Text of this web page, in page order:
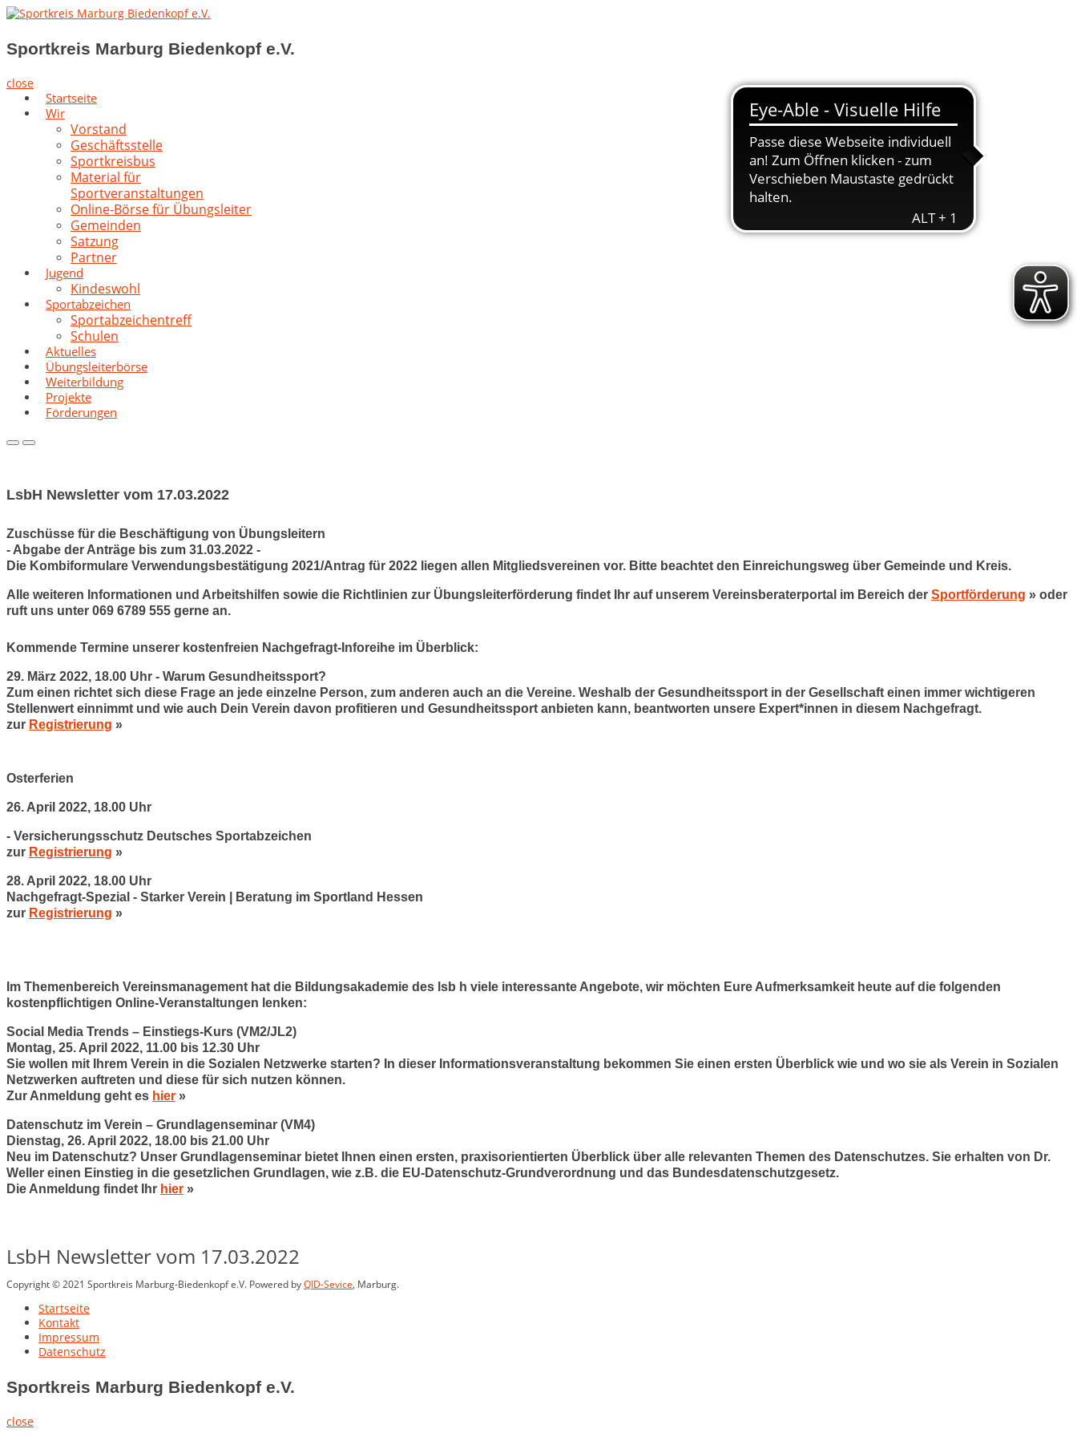
Skip
content
Sportkreis Marburg Biedenkopf e.V.
Sportkreis Marburg Biedenkopf e.V.
close
Startseite
Wir
Vorstand
Geschäftsstelle
Sportkreisbus
Material für
Sportveranstaltungen
Online-Börse für Übungsleiter
Gemeinden
Satzung
Partner
Jugend
Kindeswohl
Sportabzeichen
Sportabzeichentreff
Schulen
Aktuelles
Übungsleiterbörse
Weiterbildung
Projekte
Förderungen
PrimaryPrimary
LsbH Newsletter vom 17.03.2022
Zuschüsse für die Beschäftigung von Übungsleitern
- Abgabe der Anträge bis zum 31.03.2022 -
Die Kombiformulare Verwendungsbestätigung 2021/Antrag für 2022 liegen allen Mitgliedsvereinen vor. Bitte beachtet den Einreichungsweg über Gemeinde und Kreis.
Alle weiteren Informationen und Arbeitshilfen sowie die Richtlinien zur Übungsleiterförderung findet Ihr auf unserem Vereinsberaterportal im Bereich der Sportförderung » oder
ruft uns unter 069 6789 555 gerne an.
Kommende Termine unserer kostenfreien Nachgefragt-Inforeihe im Überblick:
29. März 2022, 18.00 Uhr - Warum Gesundheitssport?
Zum einen richtet sich diese Frage an jede einzelne Person, zum anderen auch an die Vereine. Weshalb der Gesundheitssport in der Gesellschaft einen immer wichtigeren
Stellenwert einnimmt und wie auch Dein Verein davon profitieren und Gesundheitssport anbieten kann, beantworten unsere Expert*innen in diesem Nachgefragt.
zur Registrierung »
Osterferien
26. April 2022, 18.00 Uhr
- Versicherungsschutz Deutsches Sportabzeichen
zur Registrierung »
28. April 2022, 18.00 Uhr
Nachgefragt-Spezial - Starker Verein | Beratung im Sportland Hessen
zur Registrierung »
Im Themenbereich Vereinsmanagement hat die Bildungsakademie des lsb h viele interessante Angebote, wir möchten Eure Aufmerksamkeit heute auf die folgenden
kostenpflichtigen Online-Veranstaltungen lenken:
Social Media Trends – Einstiegs-Kurs (VM2/JL2)
Montag, 25. April 2022, 11.00 bis 12.30 Uhr
Sie wollen mit Ihrem Verein in die Sozialen Netzwerke starten? In dieser Informationsveranstaltung bekommen Sie einen ersten Überblick wie und wo sie als Verein in Sozialen
Netzwerken auftreten und diese für sich nutzen können.
Zur Anmeldung geht es hier »
Datenschutz im Verein – Grundlagenseminar (VM4)
Dienstag, 26. April 2022, 18.00 bis 21.00 Uhr
Neu im Datenschutz? Unser Grundlagenseminar bietet Ihnen einen ersten, praxisorientierten Überblick über alle relevanten Themen des Datenschutzes. Sie erhalten von Dr.
Weller einen Einstieg in die gesetzlichen Grundlagen, wie z.B. die EU-Datenschutz-Grundverordnung und das Bundesdatenschutzgesetz.
Die Anmeldung findet Ihr hier »
LsbH Newsletter vom 17.03.2022
Copyright © 2021 Sportkreis Marburg-Biedenkopf e.V. Powered byQID-Sevice, Marburg.
Startseite
Kontakt
Impressum
Datenschutz
Sportkreis Marburg Biedenkopf e.V.
close